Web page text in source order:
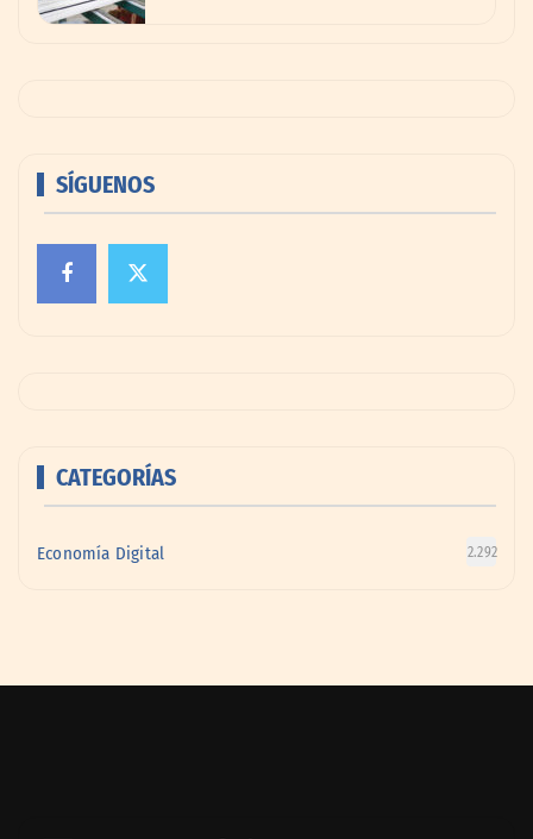
SÍGUENOS
CATEGORÍAS
Economía Digital 2.292